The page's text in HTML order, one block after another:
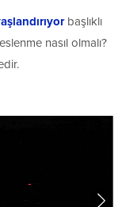
başlıklı
nasıl olmalı?